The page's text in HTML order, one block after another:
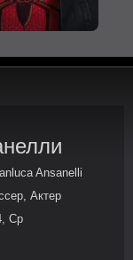
Ansanelli
Актер
Ср